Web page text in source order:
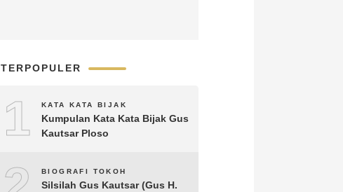
TERPOPULER
1 KATA KATA BIJAK
Kumpulan Kata Kata Bijak Gus
Kautsar Ploso
BIOGRAFI TOKOH
Silsilah Gus Kautsar (Gus H.